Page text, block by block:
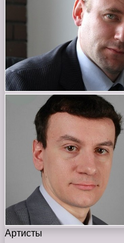
Артисты